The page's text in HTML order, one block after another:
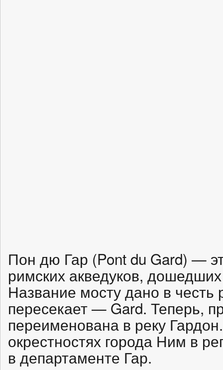
Пон дю Гар (Pont du Gard) —
римских акведуков,
Название мосту дано в честь
пересекает — Gard. Теперь,
переименована в реку
окрестностях города Ним в
в департаменте Гар.